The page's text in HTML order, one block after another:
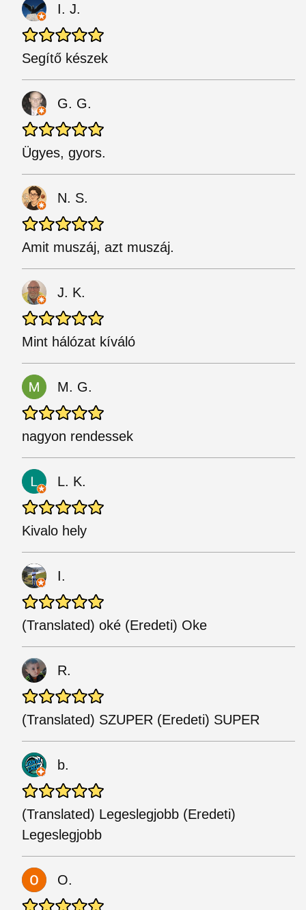
I. J.
Segítő készek
G. G.
Ügyes, gyors.
N. S.
Amit muszáj, azt muszáj.
J. K.
Mint hálózat kíváló
M. G.
nagyon rendessek
L. K.
Kivalo hely
I.
(Translated) oké (Eredeti) Oke
R.
(Translated) SZUPER (Eredeti) SUPER
b.
(Translated) Legeslegjobb (Eredeti)
Legeslegjobb
O.